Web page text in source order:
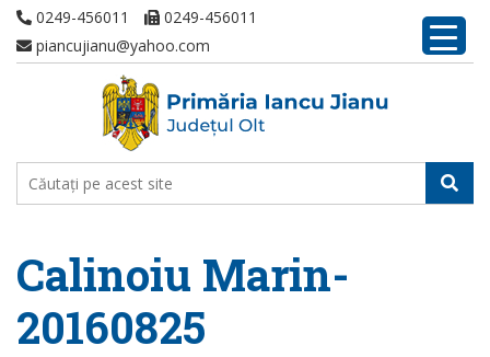
0249-456011
0249-456011
piancujianu@yahoo.com
Calinoiu Marin-
20160825